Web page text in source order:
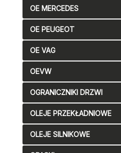
OE MERCEDES
OE PEUGEOT
OE VAG
OEVW
OGRANICZNIKI DRZWI
OLEJE PRZEKŁADNIOWE
OLEJE SILNIKOWE